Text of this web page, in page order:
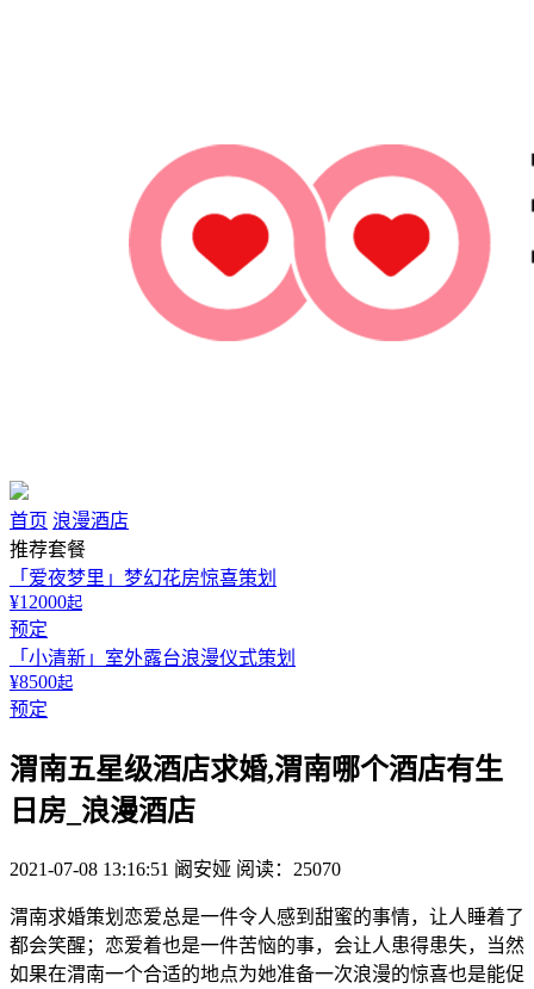
首页 浪漫酒店
推荐套餐
「爱夜梦里」梦幻花房惊喜策划
¥12000起
预定
「小清新」室外露台浪漫仪式策划
¥8500起
预定
渭南五星级酒店求婚,渭南哪个酒店有生
日房_浪漫酒店
2021-07-08 13:16:51 阚安娅 阅读：25070
渭南求婚策划恋爱总是一件令人感到甜蜜的事情，让人睡着了
都会笑醒；恋爱着也是一件苦恼的事，会让人患得患失，当然
如果在渭南一个合适的地点为她准备一次浪漫的惊喜也是能促